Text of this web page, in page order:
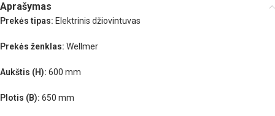
Aprašymas
Prekės tipas: Elektrinis džiovintuvas
Prekės ženklas: Wellmer
Aukštis (H): 600 mm
Plotis (B): 650 mm